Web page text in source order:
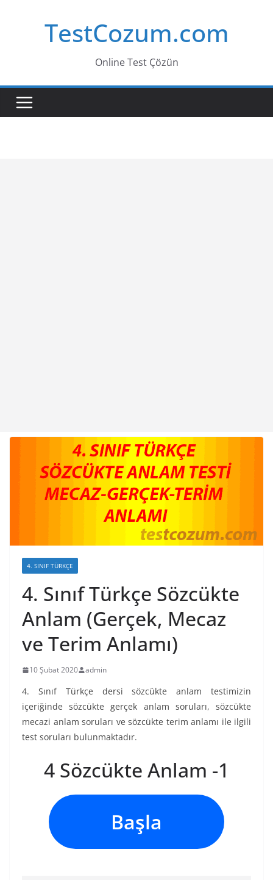
TestCozum.com
Online Test Çözün
4. SINIF TÜRKÇE
4. Sınıf Türkçe Sözcükte
Anlam (Gerçek, Mecaz
ve Terim Anlamı)
10 Şubat 2020 admin
4. Sınıf Türkçe dersi sözcükte anlam testimizin
içeriğinde sözcükte gerçek anlam soruları, sözcükte
mecazi anlam soruları ve sözcükte terim anlamı ile ilgili
test soruları bulunmaktadır.
4 Sözcükte Anlam -1
Başla